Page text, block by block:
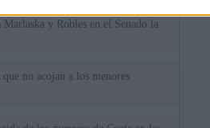
y Robles en el Senado la
no acojan a los menores